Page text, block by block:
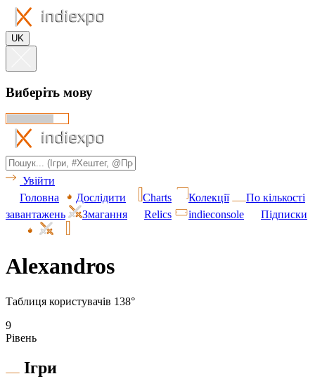
UK
Виберіть мову
Увійти
Головна
Дослідити Charts Колекції
По кількості
завантажень
Змагання Relics indieconsole Підписки
Alexandros
Таблиця користувачів 138°
9
Рівень
Ігри